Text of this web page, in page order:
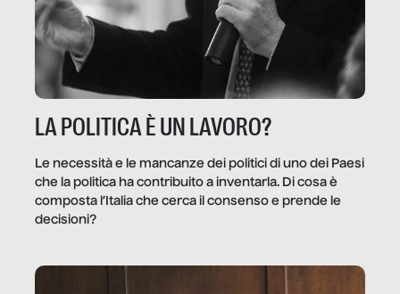
LA POLITICA È UN LAVORO?
Le necessità e le mancanze dei politici di uno dei Paesi
che la politica ha contribuito a inventarla. Di cosa è
composta l’Italia che cerca il consenso e prende le
decisioni?